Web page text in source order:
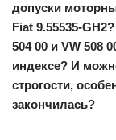
допуски
Fiat 9.55535-
504 00 и VW 508
индексе? И
строгости,
закончилась?